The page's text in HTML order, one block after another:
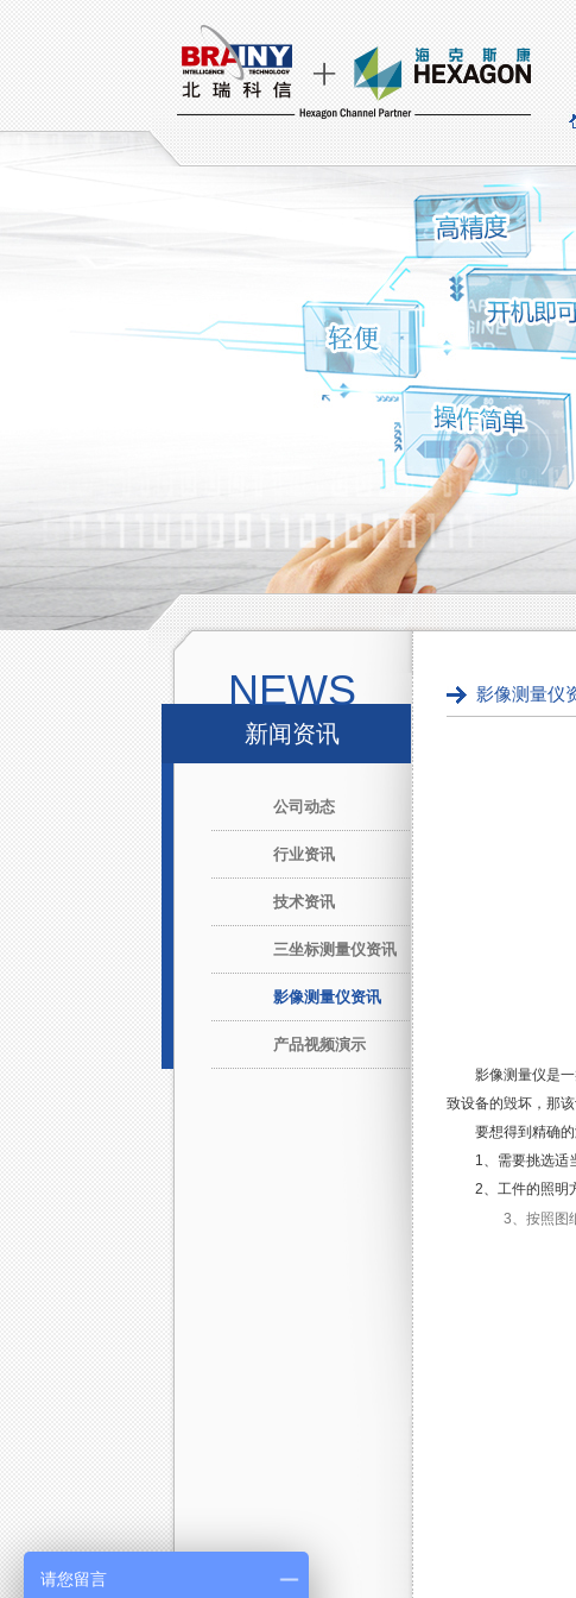
NEWS
新闻资讯
公司动态
行业资讯
技术资讯
三坐标测量仪资讯
影像测量仪资讯
产品视频演示
影像测量仪
影像测量仪是一
致设备的毁坏，那
要想得到精确的
1、需要挑选适当
2、工件的照明方
3、按照图纸
请您留言